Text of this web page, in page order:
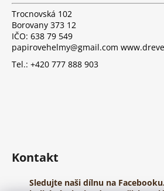
Trocnovská 102
Borovany 373 12
IČO: 638 79 549
papirovehelmy@gmail.com
Tel.: +420 777 888 903
Kontakt
Sledujte naši dílnu na